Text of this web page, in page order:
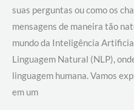
suas perguntas ou como os
mensagens de maneira tão
mundo da Inteligência
Linguagem Natural (NLP),
linguagem humana. Vamos
em um